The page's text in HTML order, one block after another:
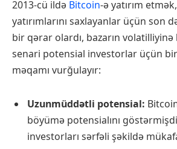
2013-cü ildə Bitcoin-ə yatırım
yatırımlarını saxlayanlar üçün son
bir qərar olardı, bazarın
senari potensial investorlar üçün
məqamı vurğulayır:
Uzunmüddətli potensial:
böyümə potensialını
investorları sərfəli şəkildə